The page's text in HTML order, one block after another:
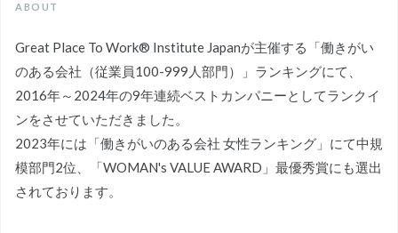
ABOUT
Great Place To Work® Institute Japanが主催する「働きがい
のある会社（従業員100-999人部門）」ランキングにて、
2016年～2024年の9年連続ベストカンパニーとしてランクイ
ンをさせていただきました。
2023年には「働きがいのある会社 女性ランキング」にて中規
模部門2位、「WOMAN's VALUE AWARD」最優秀賞にも選出
されております。